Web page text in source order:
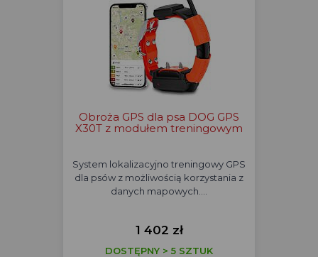
Obroża GPS dla psa DOG GPS
X30T z modułem treningowym
System lokalizacyjno treningowy GPS
dla psów z możliwością korzystania z
danych mapowych.…
1 402 zł
DOSTĘPNY > 5 SZTUK